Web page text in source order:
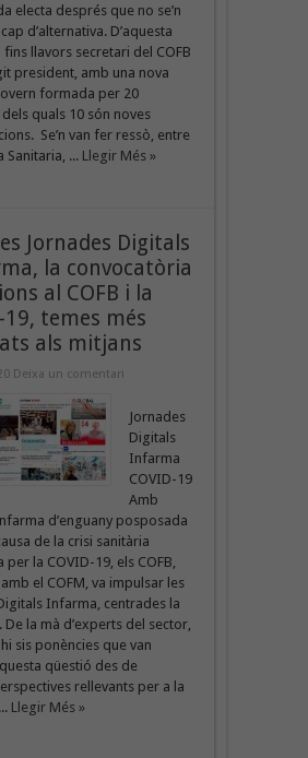
electa després que no se’n
d’alternativa. D’aquesta
fins llavors secretari del COFB
president, amb una nova
formada per 20
quals 10 són noves
Se’n van fer ressò, entre
Sanitaria, ... Llegir Més »
Jornades Digitals
la convocatòria
al COFB i la
19, temes més
als mitjans
Deixa un comentari
Jornades
Digitals
Infarma
COVID-19
Amb
d’enguany posposada
de la crisi sanitària
la COVID-19, els COFB,
el COFM, va impulsar les
Infarma, centrades la
De la mà d’experts del sector,
sis ponències que van
qüestió des de
rellevants per a la
Llegir Més »